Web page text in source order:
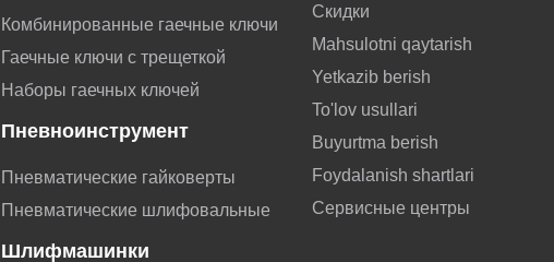
Комбинированные гаечные ключи
Гаечные ключи с трещеткой
Наборы гаечных ключей
Пневноинструмент
Пневматические гайковерты
Пневматические шлифовальные
Шлифмашинки
Скидки
Mahsulotni qaytarish
Yetkazib berish
To'lov usullari
Buyurtma berish
Foydalanish shartlari
Сервисные центры